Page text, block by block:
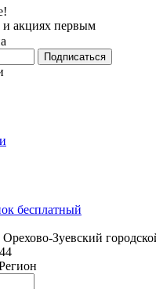
и акциях первым
бесплатный
Зуевский